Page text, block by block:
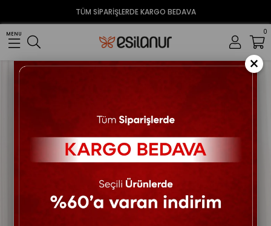
TÜM SİPARİŞLERDE KARGO BEDAVA
MENU 0
×